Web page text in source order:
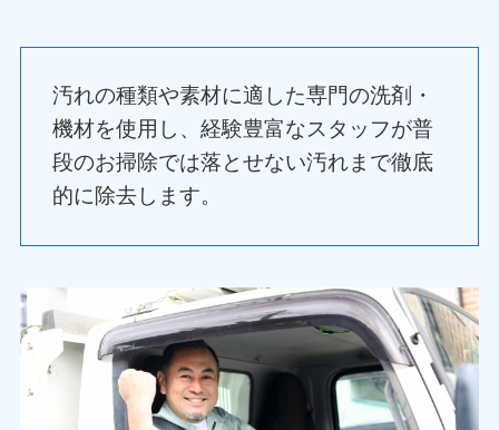
汚れの種類や素材に適した専門の洗剤・
機材を使用し、経験豊富なスタッフが普
段のお掃除では落とせない汚れまで徹底
的に除去します。